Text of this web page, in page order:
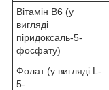
Вітамін B6 (у
вигляді
піридоксаль-5-
фосфату)
Фолат (у вигляді L-
5-